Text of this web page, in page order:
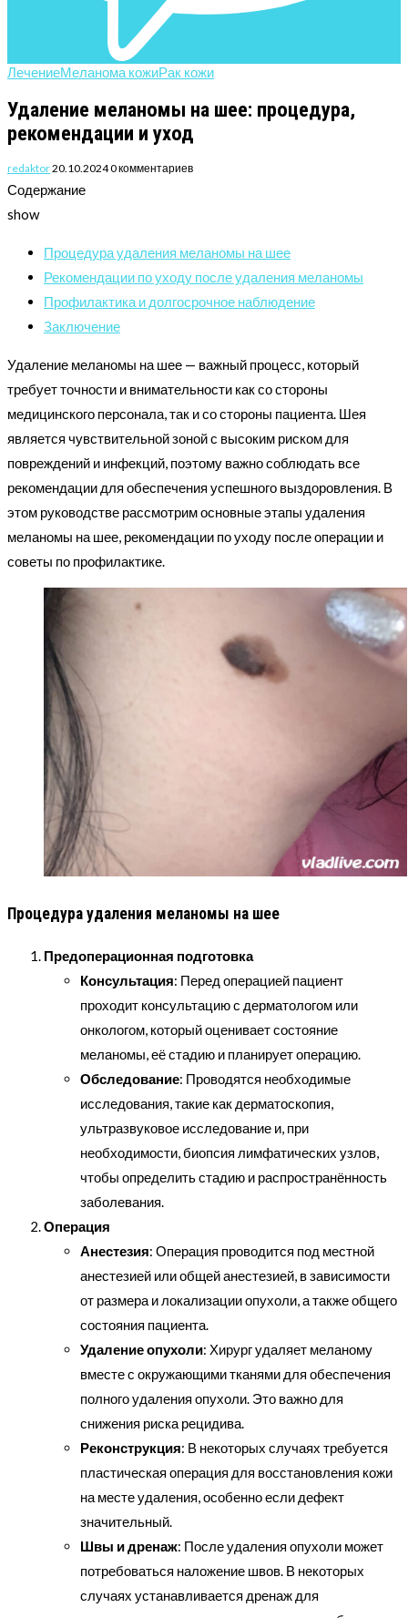
ЛечениеМеланома кожиРак кожи
Удаление меланомы на шее: процедура,
рекомендации и уход
redaktor20.10.20240 комментариев
Содержание
show
Процедура удаления меланомы на шее
Рекомендации по уходу после удаления меланомы
Профилактика и долгосрочное наблюдение
Заключение
Удаление меланомы на шее — важный процесс, который
требует точности и внимательности как со стороны
медицинского персонала, так и со стороны пациента. Шея
является чувствительной зоной с высоким риском для
повреждений и инфекций, поэтому важно соблюдать все
рекомендации для обеспечения успешного выздоровления. В
этом руководстве рассмотрим основные этапы удаления
меланомы на шее, рекомендации по уходу после операции и
советы по профилактике.
Процедура удаления меланомы на шее
Предоперационная подготовка
Консультация: Перед операцией пациент
проходит консультацию с дерматологом или
онкологом, который оценивает состояние
меланомы, её стадию и планирует операцию.
Обследование: Проводятся необходимые
исследования, такие как дерматоскопия,
ультразвуковое исследование и, при
необходимости, биопсия лимфатических узлов,
чтобы определить стадию и распространённость
заболевания.
Операция
Анестезия: Операция проводится под местной
анестезией или общей анестезией, в зависимости
от размера и локализации опухоли, а также общего
состояния пациента.
Удаление опухоли: Хирург удаляет меланому
вместе с окружающими тканями для обеспечения
полного удаления опухоли. Это важно для
снижения риска рецидива.
Реконструкция: В некоторых случаях требуется
пластическая операция для восстановления кожи
на месте удаления, особенно если дефект
значительный.
Швы и дренаж: После удаления опухоли может
потребоваться наложение швов. В некоторых
случаях устанавливается дренаж для